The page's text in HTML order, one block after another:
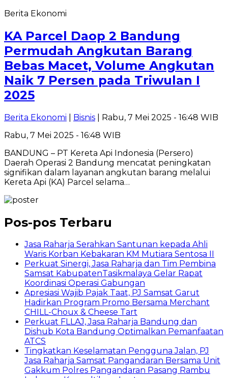
Berita Ekonomi
KA Parcel Daop 2 Bandung
Permudah Angkutan Barang
Bebas Macet, Volume Angkutan
Naik 7 Persen pada Triwulan I
2025
Berita Ekonomi Bisnis | Rabu, 7 Mei 2025 - 16:48 WIB
Rabu, 7 Mei 2025 - 16:48 WIB
BANDUNG – PT Kereta Api Indonesia (Persero)
Daerah Operasi 2 Bandung mencatat peningkatan
signifikan dalam layanan angkutan barang melalui
Kereta Api (KA) Parcel selama…
Pos-pos Terbaru
Jasa Raharja Serahkan Santunan kepada Ahli
Waris Korban Kebakaran KM Mutiara Sentosa II
Perkuat Sinergi, Jasa Raharja dan Tim Pembina
Samsat KabupatenTasikmalaya Gelar Rapat
Koordinasi Operasi Gabungan
Apresiasi Wajib Pajak Taat, PJ Samsat Garut
Hadirkan Program Promo Bersama Merchant
CHILL-Choux & Cheese Tart
Perkuat FLLAJ, Jasa Raharja Bandung dan
Dishub Kota Bandung Optimalkan Pemanfaatan
ATCS
Tingkatkan Keselamatan Pengguna Jalan, PJ
Jasa Raharja Samsat Pangandaran Bersama Unit
Gakkum Polres Pangandaran Pasang Rambu